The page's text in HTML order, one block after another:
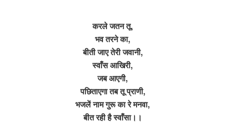
करले जतन तू,
भव तरने का,
बीती जाए तेरी जवानी,
स्वाँस आखिरी,
जब आएगी,
पछिताएगा तब तू प्राणी,
भजलें नाम गुरू का रे मनवा,
बीत रही है स्वाँसा।।